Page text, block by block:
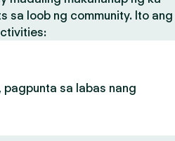
sa loob ng community. Ito ang
pagpunta sa labas nang